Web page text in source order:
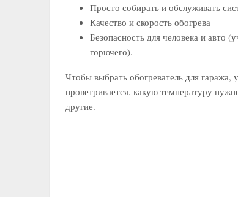
Просто собирать и обслуживать
Качество и скорость обогрева
Безопасность для человека и авто
горючего).
Чтобы выбрать обогреватель для
проветривается, какую температуру
другие.